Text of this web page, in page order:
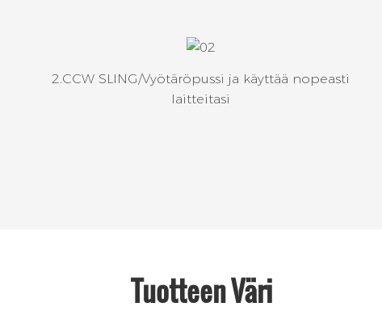
2.CCW SLING/Vyötäröpussi ja käyttää nopeasti
laitteitasi
Tuotteen Väri